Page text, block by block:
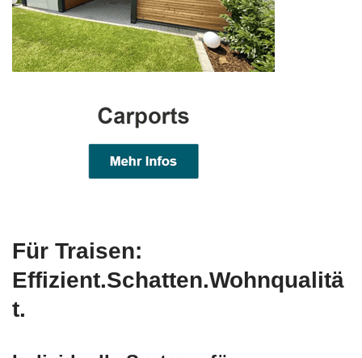
Für Traisen:
Effizient.Schatten.Wohnqualitä
t.